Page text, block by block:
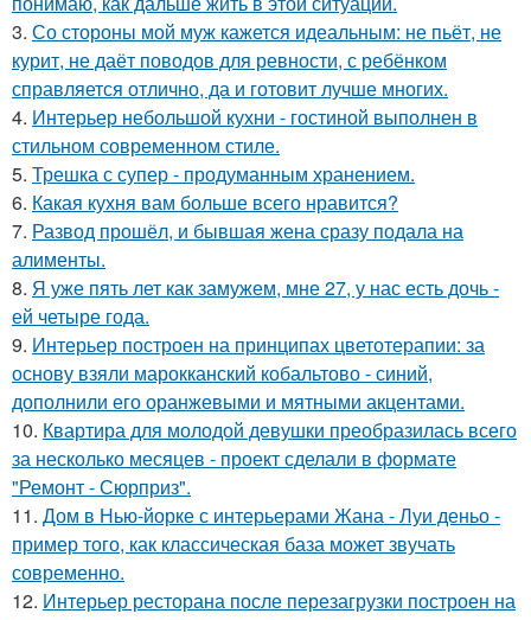
3. Со стороны мой муж кажется идеальным: не пьёт, не
курит, не даёт поводов для ревности, с ребёнком
справляется отлично, да и готовит лучше многих.
4. Интерьер небольшой кухни - гостиной выполнен в
стильном современном стиле.
5. Трешка с супер - продуманным хранением.
6. Какая кухня вам больше всего нравится?
7. Развод прошёл, и бывшая жена сразу подала на
алименты.
8. Я уже пять лет как замужем, мне 27, у нас есть дочь -
ей четыре года.
9. Интерьер построен на принципах цветотерапии: за
основу взяли марокканский кобальтово - синий,
дополнили его оранжевыми и мятными акцентами.
10. Квартира для молодой девушки преобразилась всего
за несколько месяцев - проект сделали в формате
"Ремонт - Сюрприз".
11. Дом в Нью-йорке с интерьерами Жана - Луи деньо -
пример того, как классическая база может звучать
современно.
12. Интерьер ресторана после перезагрузки построен на